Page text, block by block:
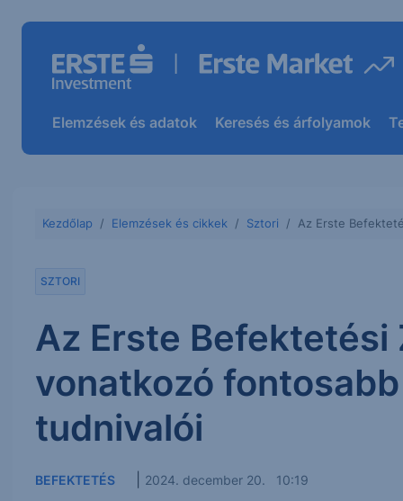
Elemzések és adatok Keresés és árfolyamok
Kezdőlap Elemzések és cikkek Sztori Az Erste
SZTORI
Az Erste
vonatkozó
tudnivalói
BEFEKTETÉS 2024. december 20. 10:19